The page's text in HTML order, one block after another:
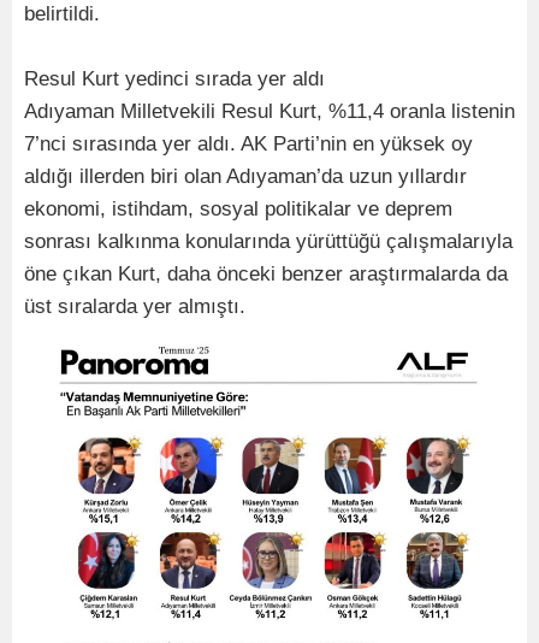
belirtildi.
Resul Kurt yedinci sırada yer aldı
Adıyaman Milletvekili Resul Kurt, %11,4 oranla listenin
7’nci sırasında yer aldı. AK Parti’nin en yüksek oy
aldığı illerden biri olan Adıyaman’da uzun yıllardır
ekonomi, istihdam, sosyal politikalar ve deprem
sonrası kalkınma konularında yürüttüğü çalışmalarıyla
öne çıkan Kurt, daha önceki benzer araştırmalarda da
üst sıralarda yer almıştı.